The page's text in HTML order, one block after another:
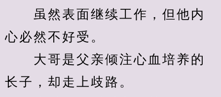
虽然表面继续工作，但他内
心必然不好受。
大哥是父亲倾注心血培养的
长子，却走上歧路。